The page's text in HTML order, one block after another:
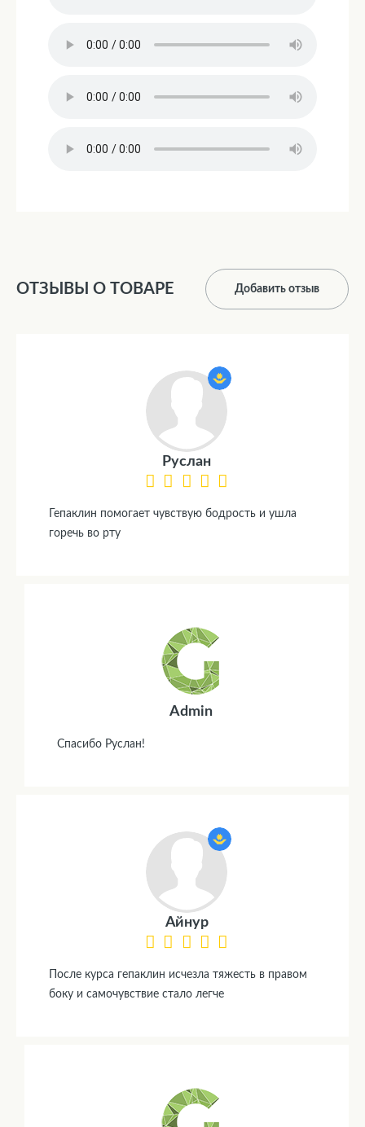
ОТЗЫВЫ О ТОВАРЕ Добавить отзыв
Руслан
Гепаклин помогает чувствую бодрость и ушла
горечь во рту
Admin
Спасибо Руслан!
Айнур
После курса гепаклин исчезла тяжесть в правом
боку и самочувствие стало легче